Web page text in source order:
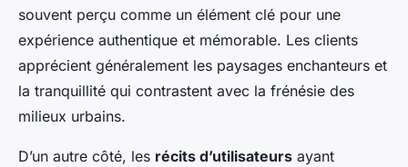
souvent perçu comme un élément clé pour une
expérience authentique et mémorable. Les clients
apprécient généralement les paysages enchanteurs et
la tranquillité qui contrastent avec la frénésie des
milieux urbains.
D’un autre côté, les récits d’utilisateurs ayant